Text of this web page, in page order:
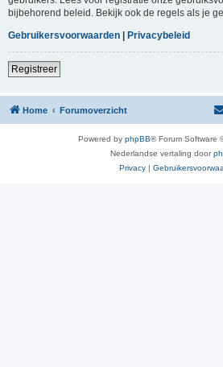
bijbehorend beleid. Bekijk ook de regels als je
Gebruikersvoorwaarden | Privacybeleid
Registreer
Home Forumoverzicht
Powered by phpBB® Forum Software
Nederlandse vertaling door
Privacy |